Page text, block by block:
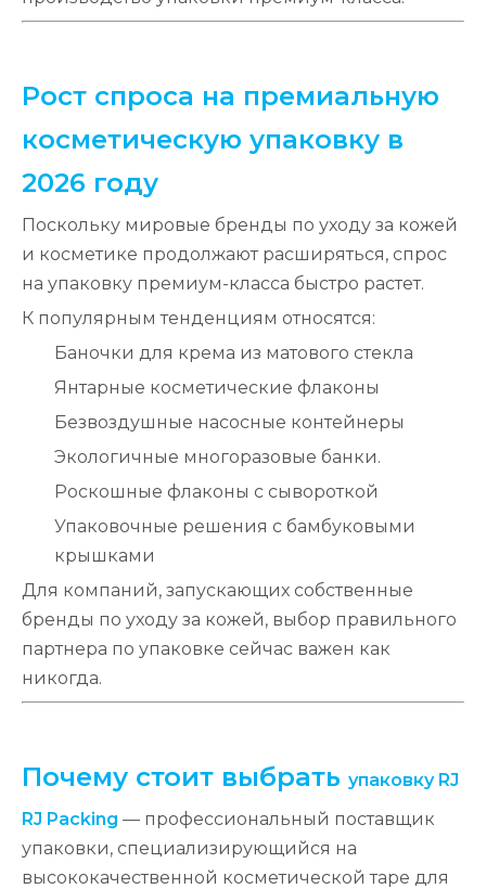
Рост спроса на премиальную
косметическую упаковку в
2026 году
Поскольку мировые бренды по уходу за кожей
и косметике продолжают расширяться, спрос
на упаковку премиум-класса быстро растет.
К популярным тенденциям относятся:
Баночки для крема из матового стекла
Янтарные косметические флаконы
Безвоздушные насосные контейнеры
Экологичные многоразовые банки.
Роскошные флаконы с сывороткой
Упаковочные решения с бамбуковыми
крышками
Для компаний, запускающих собственные
бренды по уходу за кожей, выбор правильного
партнера по упаковке сейчас важен как
никогда.
Почему стоит выбрать упаковку RJ
RJ Packing — профессиональный поставщик
упаковки, специализирующийся на
высококачественной косметической таре для